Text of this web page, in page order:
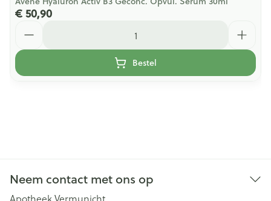
€ 50,90
Bestel
Neem contact met ons op